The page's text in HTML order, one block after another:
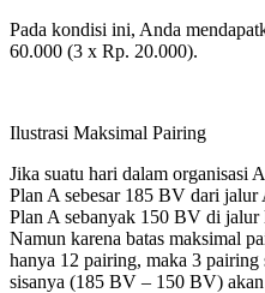
Pada kondisi ini, Anda
60.000 (3 x Rp. 20.000).
Ilustrasi Maksimal Pairing
Jika suatu hari dalam organisasi
Plan A sebesar 185 BV dari jalur
Plan A sebanyak 150 BV di
Namun karena batas maksimal
hanya 12 pairing, maka 3
sisanya (185 BV – 150 BV)